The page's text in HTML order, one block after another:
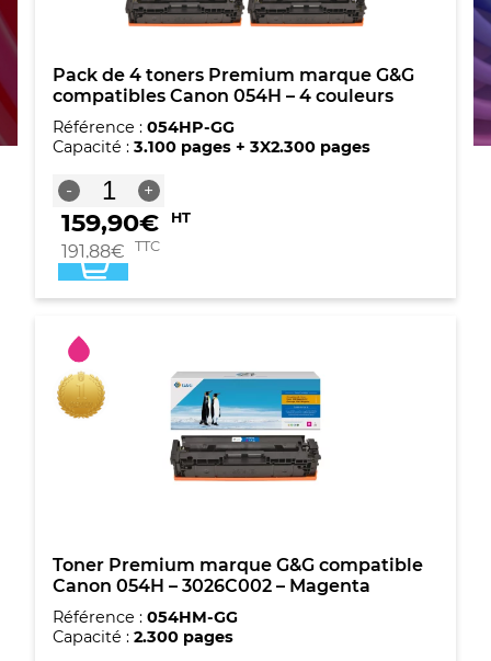
Pack de 4 toners Premium marque G&G
compatibles Canon 054H – 4 couleurs
Référence : 054HP-GG
Capacité : 3.100 pages + 3X2.300 pages
-
quantité
de
Pack
de
4
G&G
compatibles
Canon
054H
+
159,90€ HT
191,88€ TTC
Toner Premium marque G&G compatible
Canon 054H – 3026C002 – Magenta
Référence : 054HM-GG
Capacité : 2.300 pages